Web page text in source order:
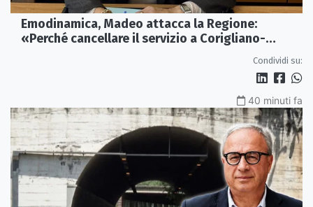
Emodinamica, Madeo attacca la Regione:
«Perché cancellare il servizio a Corigliano-
Condividi su:
40 minuti fa